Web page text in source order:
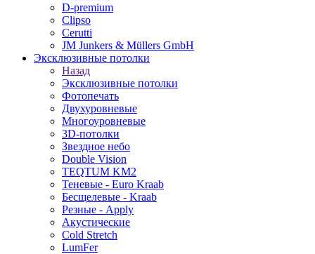
D-premium
Clipso
Cerutti
JM Junkers & Müllers GmbH
Эксклюзивные потолки
Назад
Эксклюзивные потолки
Фотопечать
Двухуровневые
Многоуровневые
3D-потолки
Звездное небо
Double Vision
TEQTUM KM2
Теневые - Euro Kraab
Бесщелевые - Kraab
Резные - Apply
Акустические
Cold Stretch
LumFer